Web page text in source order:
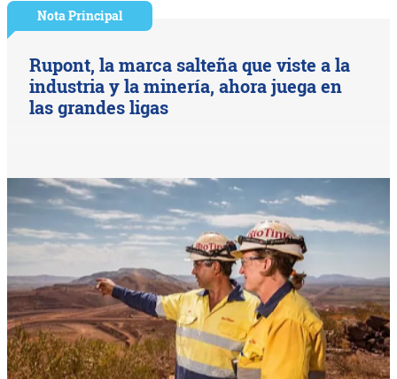
Nota Principal
Rupont, la marca salteña que viste a la
industria y la minería, ahora juega en
las grandes ligas